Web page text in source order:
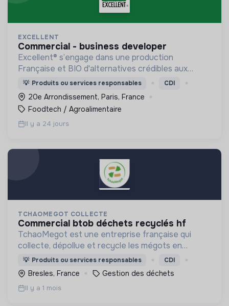
EXCELLENT
commercial - business developer
Excellent® s’engage dans une production
Française et BIO d'alternatives crédibles aux
protéines animales pour accompagner les
consommateurs dans la transition alimentaire vers
le végétal.
💡 Produits ou services responsables CDI
20e Arrondissement, Paris, France
Foodtech / Agroalimentaire
Il y a 24 jours
TCHAOMEGOT COLLECTE
commercial btob déchets recyclés hf
TchaoMegot est une entreprise française qui
collecte, dépollue et recycle les mégots en
isolants écologiques pour le textile et le bâtiment.
💡 Produits ou services responsables CDI
Bresles, France Gestion des déchets
Il y a 1 mois